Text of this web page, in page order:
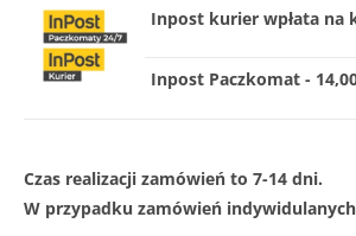
Inpost kurier wpłata na
Inpost Paczkomat -
Czas realizacji zamówień to 7-14 dni.
W przypadku zamówień